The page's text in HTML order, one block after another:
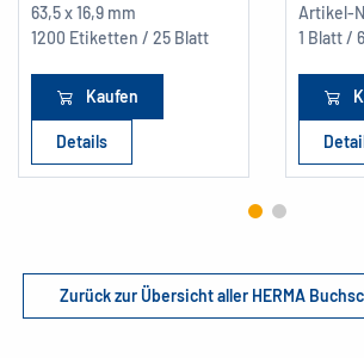
63,5 x 16,9 mm
1200 Etiketten / 25 Blatt
Kaufen
Details
Artikel-
1 Blatt /
Zurück zur Übersicht aller HERMA